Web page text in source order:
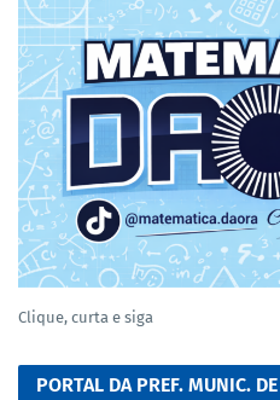
Clique, curta e siga
PORTAL DA PREF. MUNIC.